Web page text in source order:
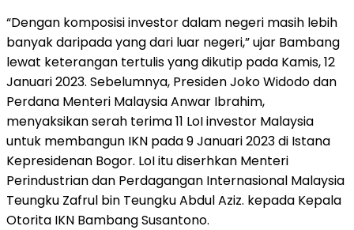
“Dengan komposisi investor dalam negeri masih lebih
banyak daripada yang dari luar negeri,” ujar Bambang
lewat keterangan tertulis yang dikutip pada Kamis, 12
Januari 2023. Sebelumnya, Presiden Joko Widodo dan
Perdana Menteri Malaysia Anwar Ibrahim,
menyaksikan serah terima 11 LoI investor Malaysia
untuk membangun IKN pada 9 Januari 2023 di Istana
Kepresidenan Bogor. LoI itu diserhkan Menteri
Perindustrian dan Perdagangan Internasional Malaysia
Teungku Zafrul bin Teungku Abdul Aziz. kepada Kepala
Otorita IKN Bambang Susantono.